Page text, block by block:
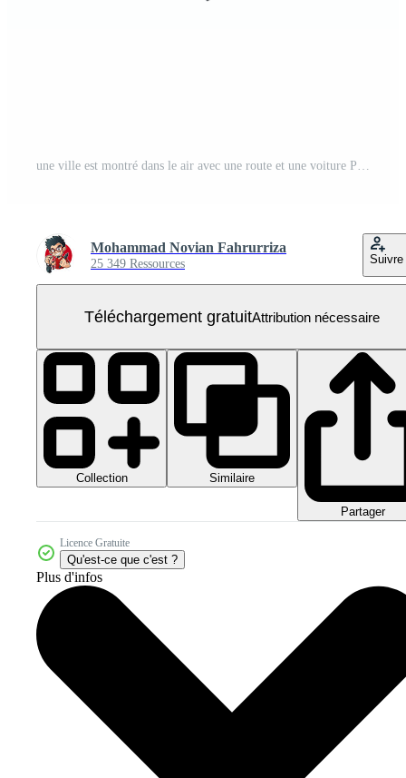
une ville est montré dans le air avec une route et une voiture PNG Gratuit
Mohammad Novian Fahrurriza
25 349 Ressources Suivre
Téléchargement gratuitAttribution nécessaire
Collection Similaire
Partager
Licence Gratuite
Qu'est-ce que c'est ?
Plus d'infos